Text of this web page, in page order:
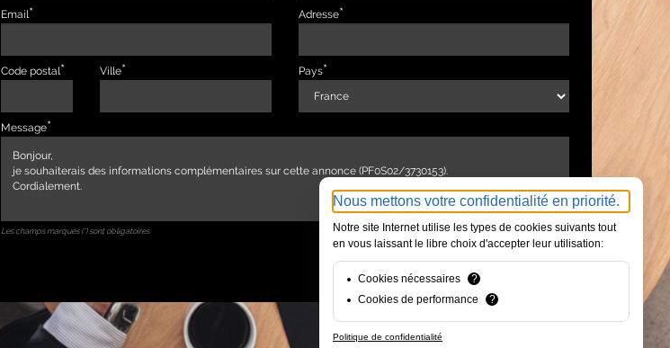
Email Adresse
Code postal Ville Pays
Message
Les champs marqués (*) sont obligatoires
Nous mettons votre confidentialité en priorité.
Notre site Internet utilise les types de cookies suivants tout
en vous laissant le libre choix d'accepter leur utilisation:
Cookies nécessaires
?
Cookies de performance
?
Politique de confidentialité